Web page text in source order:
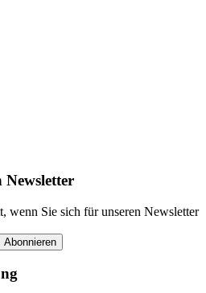
Newsletter
wenn Sie sich für unseren Newsletter
Abonnieren